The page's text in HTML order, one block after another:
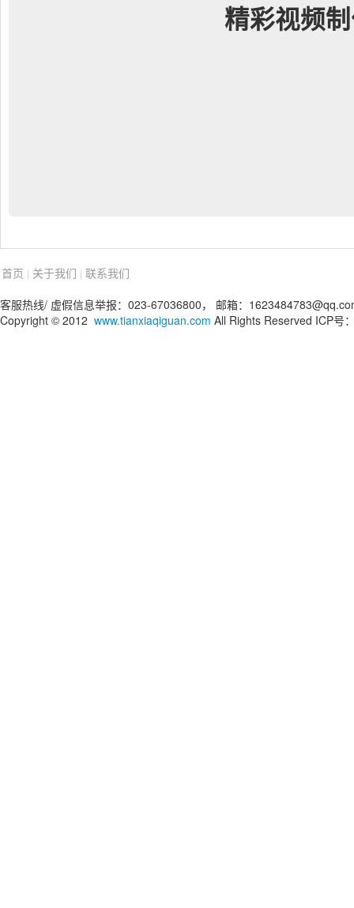
精彩视频
首页 | 关于我们 | 联系我们
客服热线/ 虚假信息举报：023-67036800， 邮箱：
Copyright © 2012 www.tianxiaqiguan.com All Rights Reserved ICP号